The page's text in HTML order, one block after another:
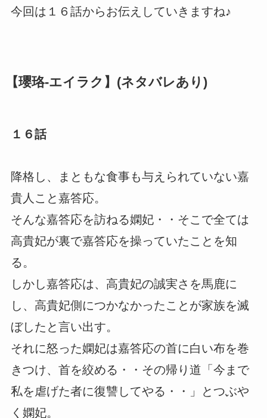
今回は１６話からお伝えしていきますね♪
【瓔珞-エイラク】(ネタバレあり)
１６話
降格し、まともな食事も与えられていない嘉
貴人こと嘉答応。
そんな嘉答応を訪ねる嫻妃・・そこで全ては
高貴妃が裏で嘉答応を操っていたことを知
る。
しかし嘉答応は、高貴妃の誠実さを馬鹿に
し、高貴妃側につかなかったことが家族を滅
ぼしたと言い出す。
それに怒った嫻妃は嘉答応の首に白い布を巻
きつけ、首を絞める・・その帰り道「今まで
私を虐げた者に復讐してやる・・」とつぶや
く嫻妃。